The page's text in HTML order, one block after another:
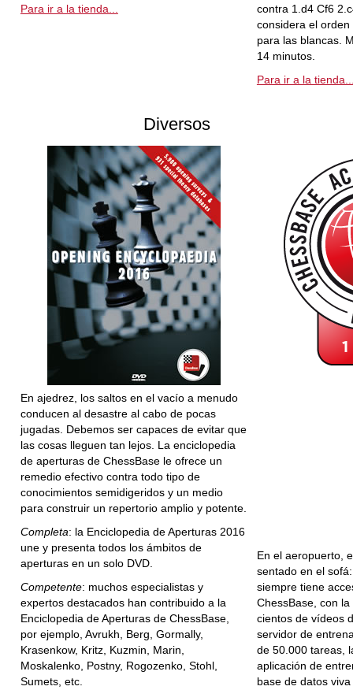
Para ir a la tienda...
contra 1.d4 Cf6
considera el
para las blancas.
14 minutos.
Para ir a la
Diversos
En ajedrez, los saltos en el vacío a menudo
conducen al desastre al cabo de pocas
jugadas. Debemos ser capaces de evitar que
las cosas lleguen tan lejos. La enciclopedia
de aperturas de ChessBase le ofrece un
remedio efectivo contra todo tipo de
conocimientos semidigeridos y un medio
para construir un repertorio amplio y potente.
Completa: la Enciclopedia de Aperturas 2016
une y presenta todos los ámbitos de
aperturas en un solo DVD.
Competente: muchos especialistas y
expertos destacados han contribuido a la
Enciclopedia de Aperturas de ChessBase,
por ejemplo, Avrukh, Berg, Gormally,
Krasenkow, Kritz, Kuzmin, Marin,
Moskalenko, Postny, Rogozenko, Stohl,
Sumets, etc.
En el aeropuerto,
sentado en el
siempre tiene
ChessBase, con
cientos de vídeos
servidor de
de 50.000 tareas,
aplicación de
base de datos